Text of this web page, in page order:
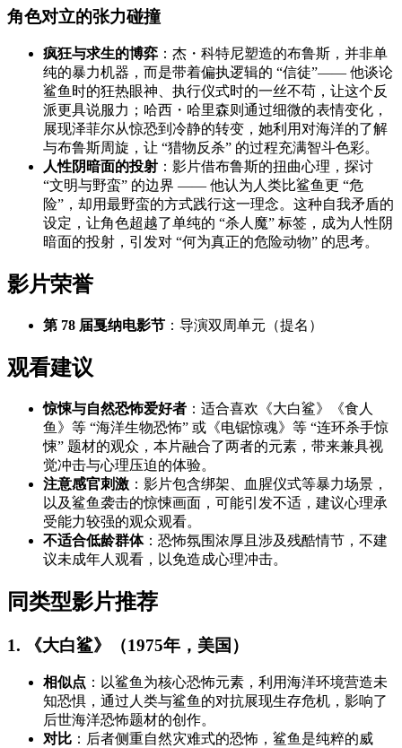
角色对立的张力碰撞
疯狂与求生的博弈 ：杰・科特尼塑造的布鲁斯，并非单
纯的暴力机器，而是带着偏执逻辑的 “信徒”—— 他谈论
鲨鱼时的狂热眼神、执行仪式时的一丝不苟，让这个反
派更具说服力；哈西・哈里森则通过细微的表情变化，
展现泽菲尔从惊恐到冷静的转变，她利用对海洋的了解
与布鲁斯周旋，让 “猎物反杀” 的过程充满智斗色彩。
人性阴暗面的投射 ：影片借布鲁斯的扭曲心理，探讨
“文明与野蛮” 的边界 —— 他认为人类比鲨鱼更 “危
险”，却用最野蛮的方式践行这一理念。这种自我矛盾的
设定，让角色超越了单纯的 “杀人魔” 标签，成为人性阴
暗面的投射，引发对 “何为真正的危险动物” 的思考。
影片荣誉
第 78 届戛纳电影节 ：导演双周单元（提名）
观看建议
惊悚与自然恐怖爱好者 ：适合喜欢《大白鲨》《食人
鱼》等 “海洋生物恐怖” 或《电锯惊魂》等 “连环杀手惊
悚” 题材的观众，本片融合了两者的元素，带来兼具视
觉冲击与心理压迫的体验。
注意感官刺激 ：影片包含绑架、血腥仪式等暴力场景，
以及鲨鱼袭击的惊悚画面，可能引发不适，建议心理承
受能力较强的观众观看。
不适合低龄群体：恐怖氛围浓厚且涉及残酷情节，不建
议未成年人观看，以免造成心理冲击。
同类型影片推荐
1. 《大白鲨》（1975年，美国）
相似点 ：以鲨鱼为核心恐怖元素，利用海洋环境营造未
知恐惧，通过人类与鲨鱼的对抗展现生存危机，影响了
后世海洋恐怖题材的创作。
对比 ：后者侧重自然灾难式的恐怖，鲨鱼是纯粹的威